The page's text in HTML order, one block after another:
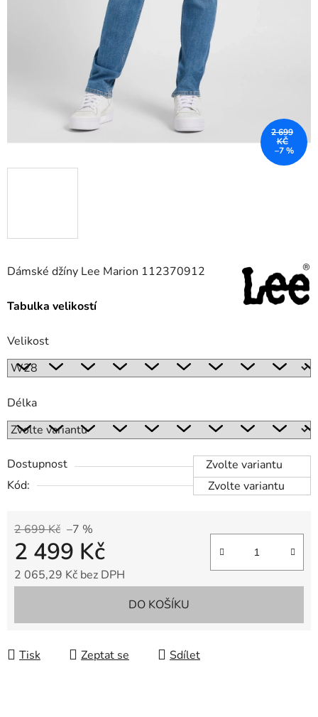
Dámské džíny Lee Marion 112370912
Tabulka velikostí
Velikost
Délka
Dostupnost
Zvolte variantu
Kód:
Zvolte variantu
2 699 Kč –7 %
2 499 Kč
2 065,29 Kč bez DPH
DO KOŠÍKU
Tisk Zeptat se Sdílet
2 699
KČ
–7 %